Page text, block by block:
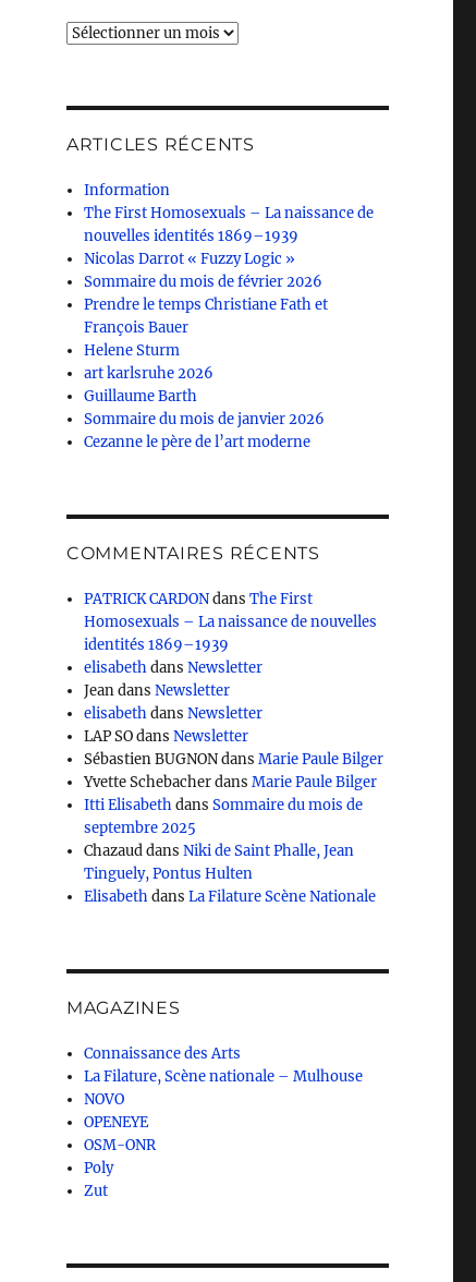
Archives
ARTICLES RÉCENTS
Information
The First Homosexuals – La naissance de
nouvelles identités 1869–1939
Nicolas Darrot « Fuzzy Logic »
Sommaire du mois de février 2026
Prendre le temps Christiane Fath et
François Bauer
Helene Sturm
art karlsruhe 2026
Guillaume Barth
Sommaire du mois de janvier 2026
Cezanne le père de l’art moderne
COMMENTAIRES RÉCENTS
PATRICK CARDONdansThe First
Homosexuals – La naissance de nouvelles
identités 1869–1939
elisabethdansNewsletter
JeandansNewsletter
elisabethdansNewsletter
LAP SOdansNewsletter
Sébastien BUGNONdansMarie Paule Bilger
Yvette SchebacherdansMarie Paule Bilger
Itti ElisabethdansSommaire du mois de
septembre 2025
ChazauddansNiki de Saint Phalle, Jean
Tinguely, Pontus Hulten
ElisabethdansLa Filature Scène Nationale
MAGAZINES
Connaissance des Arts
La Filature, Scène nationale – Mulhouse
NOVO
OPENEYE
OSM-ONR
Poly
Zut